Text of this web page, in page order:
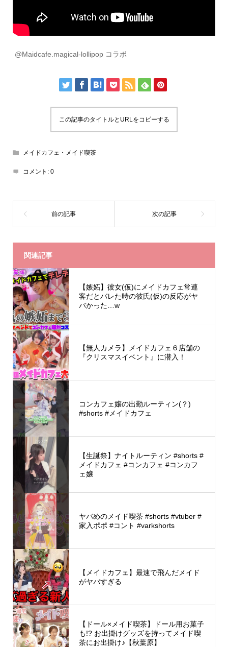
⁠ @Maidcafe.magical-lollipop コラボ
この記事のタイトルとURLをコピーする
メイドカフェ・メイド喫茶
コメント: 0
関連記事
【嫉妬】彼女(仮)にメイドカフェ常連
客だとバレた時の彼氏(仮)の反応がヤ
バかった…w
【無人カメラ】メイドカフェ６店舗の
『クリスマスイベント』に潜入！
コンカフェ嬢の出勤ルーティン(？)
#shorts #メイドカフェ
【生誕祭】ナイトルーティン #shorts #
メイドカフェ #コンカフェ #コンカフ
ェ嬢
ヤバめのメイド喫茶 #shorts #vtuber #
家入ポポ #コント #varkshorts
【メイドカフェ】最速で飛んだメイド
がヤバすぎる
【ドール×メイド喫茶】ドール用お菓子
も!? お出掛けグッズを持ってメイド喫
茶にお出掛け♪【秋葉原】